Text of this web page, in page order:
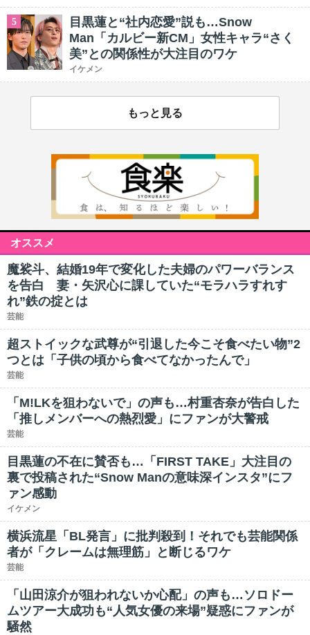
5
目黒蓮と“社内恋愛”説も…Snow
Man「カルビー新CM」女性キャラ“さく
美”との関係性が大注目のワケ
イケメン
もっと見る
オススメ
魔裟斗、結婚19年で変化した夫婦のパワーバランス
を告白 妻・矢沢心に課していた“モラハラすれす
れ”鉄の掟とは
芸能
超ストイックな武尊が“引退した今こそ食べたい物”2
つとは「子供の頃から食べてなかったんで」
芸能
「M!LKを狙わないで」の声も…村重杏奈が告白した
「推しメンバーへの熱烈愛」にファンが大警戒
芸能
目黒蓮の不在に賛否も…「FIRST TAKE」大注目の
裏で投稿された“Snow Manの意味深インスタ”にフ
ァン感動
イケメン
横浜流星「BL発言」に批判殺到！それでも芸能関係
者が「クレームは無理筋」と断じるワケ
芸能
「山田涼介が狙われないか心配」の声も…ソロドー
ムツアー大成功も“人気女優の来場”疑惑にファンが
騒然